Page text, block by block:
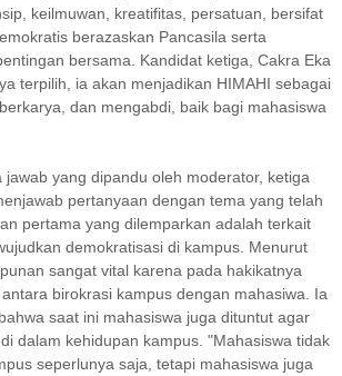
keilmuwan, kreatifitas, persatuan, bersifat
berazaskan Pancasila serta
bersama. Kandidat ketiga, Cakra Eka
terpilih, ia akan menjadikan HIMAHI sebagai
dan mengabdi, baik bagi mahasiswa
jawab yang dipandu oleh moderator, ketiga
pertanyaan dengan tema yang telah
pertama yang dilemparkan adalah terkait
demokratisasi di kampus. Menurut
sangat vital karena pada hakikatnya
birokrasi kampus dengan mahasiwa. Ia
saat ini mahasiswa juga dituntut agar
dalam kehidupan kampus. "Mahasiswa tidak
seperlunya saja, tetapi mahasiswa juga